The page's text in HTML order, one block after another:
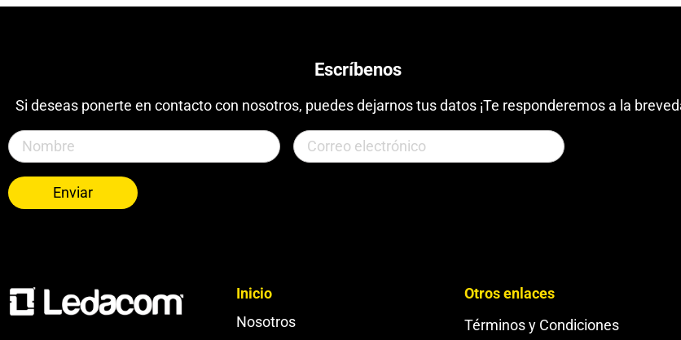
Escríbenos
Si deseas ponerte en contacto con nosotros, puedes dejarnos tus datos ¡Te responderemos a la
Enviar
Inicio
Nosotros
Otros enlaces
Términos y Condiciones